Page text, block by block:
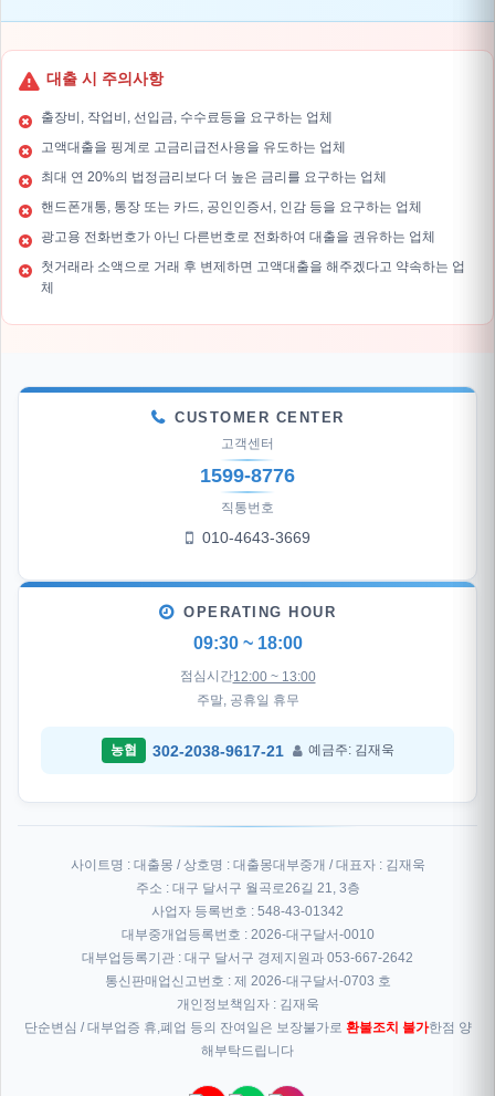
대출 시 주의사항
출장비, 작업비, 선입금, 수수료등을 요구하는 업체
고액대출을 핑계로 고금리급전사용을 유도하는 업체
최대 연 20%의 법정금리보다 더 높은 금리를 요구하는 업체
핸드폰개통, 통장 또는 카드, 공인인증서, 인감 등을 요구하는 업체
광고용 전화번호가 아닌 다른번호로 전화하여 대출을 권유하는 업체
첫거래라 소액으로 거래 후 변제하면 고액대출을 해주겠다고 약속하는 업
체
CUSTOMER CENTER
고객센터
1599-8776
직통번호
010-4643-3669
OPERATING HOUR
09:30 ~ 18:00
점심시간12:00 ~ 13:00
주말, 공휴일 휴무
농협 302-2038-9617-21 예금주: 김재욱
사이트명 : 대출몽 / 상호명 : 대출몽대부중개 / 대표자 : 김재욱
주소 : 대구 달서구 월곡로26길 21, 3층
사업자 등록번호 : 548-43-01342
대부중개업등록번호 : 2026-대구달서-0010
대부업등록기관 : 대구 달서구 경제지원과 053-667-2642
통신판매업신고번호 : 제 2026-대구달서-0703 호
개인정보책임자 : 김재욱
단순변심 / 대부업증 휴,폐업 등의 잔여일은 보장불가로 환불조치 불가한점 양
해부탁드립니다